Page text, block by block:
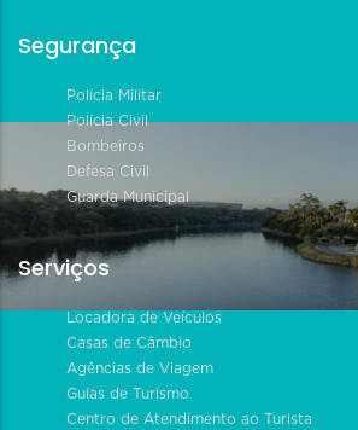
Segurança
Polícia Militar
Polícia Civil
Bombeiros
Defesa Civil
Guarda Municipal
Serviços
Locadora de Veículos
Casas de Câmbio
Agências de Viagem
Guias de Turismo
Centro de Atendimento ao Turista